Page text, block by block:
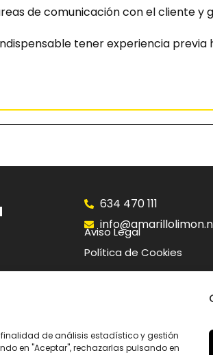
de análisis estadístico y gestión
en "Aceptar", rechazarlas pulsando en
de comunicación con el cliente y
tener experiencia
634 470 111
Aviso Legal
Política de Cookies